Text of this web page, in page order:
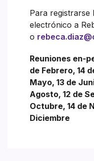
Para
electrónico a
o
Reuniones en-
de Febrero, 14
Mayo, 13 de
Agosto, 12 de
Octubre, 14 de
Diciembre